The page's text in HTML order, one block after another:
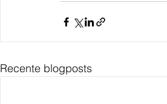
Recente blogposts